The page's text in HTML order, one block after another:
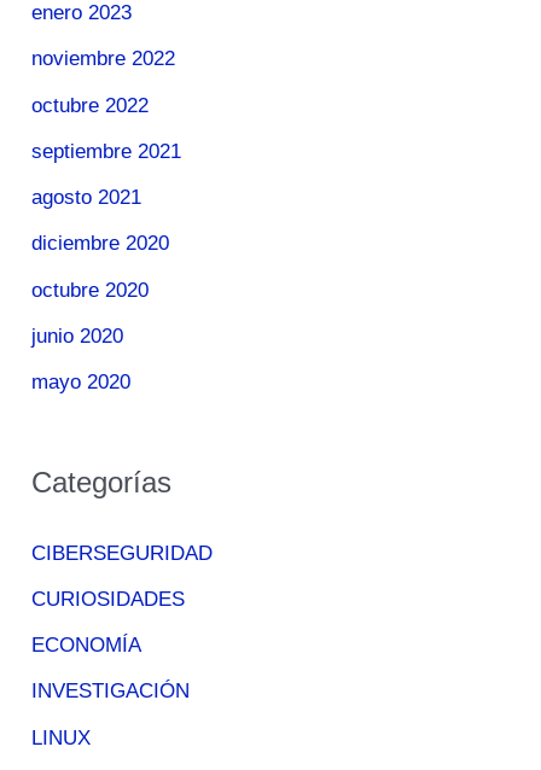
enero 2023
noviembre 2022
octubre 2022
septiembre 2021
agosto 2021
diciembre 2020
octubre 2020
junio 2020
mayo 2020
Categorías
CIBERSEGURIDAD
CURIOSIDADES
ECONOMÍA
INVESTIGACIÓN
LINUX